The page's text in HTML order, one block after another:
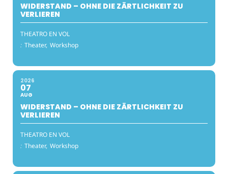
WIDERSTAND – OHNE DIE ZÄRTLICHKEIT ZU
VERLIEREN
THEATRO EN VOL
: Theater, Workshop
2026
07
AUG
WIDERSTAND – OHNE DIE ZÄRTLICHKEIT ZU
VERLIEREN
THEATRO EN VOL
: Theater, Workshop